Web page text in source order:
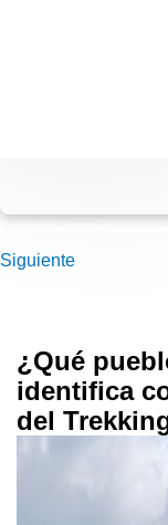
Siguiente
¿Qué
identifica
del